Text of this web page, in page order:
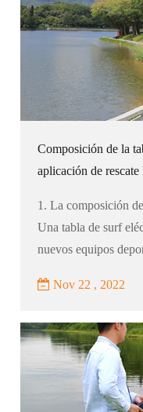
Composición de la
aplicación de
1. La composición
Una tabla de surf
nuevos equipos
en batería de litio c ...
Nov 22 , 2022